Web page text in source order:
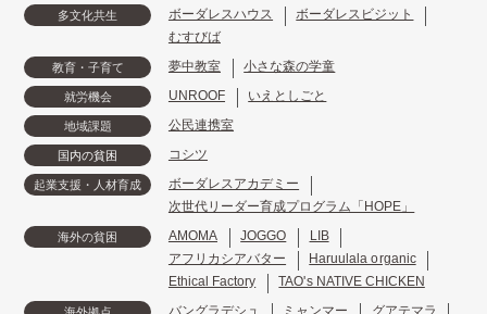
多文化共生 ボーダレスハウス
ボーダレスビジット
むすびば
教育・子育て 夢中教室 小さな森の学童
就労機会 UNROOF いえとしごと
地域課題 公民連携室
国内の貧困 コシツ
起業支援・人材育成
ボーダレスアカデミー
次世代リーダー育成プログラム「HOPE」
海外の貧困 AMOMA JOGGO
LIB
アフリカシアバター
Haruulala organic
Ethical Factory
TAO's NATIVE CHICKEN
バングラデシュ ミャンマー グアテマラ